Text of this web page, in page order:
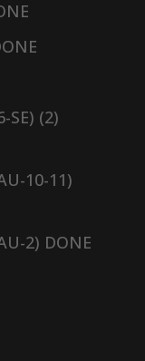
SE) (2)
10-11)
2) DONE